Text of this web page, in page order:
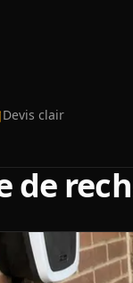
Devis clair
de